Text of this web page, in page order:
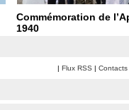
Commémoration de
1940
| Flux RSS | Contacts